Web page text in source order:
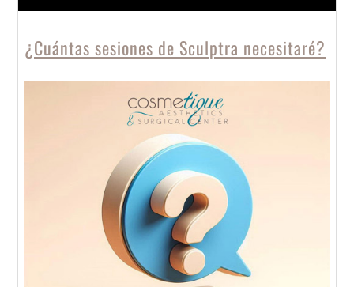
¿Cuántas sesiones de Sculptra necesitaré?